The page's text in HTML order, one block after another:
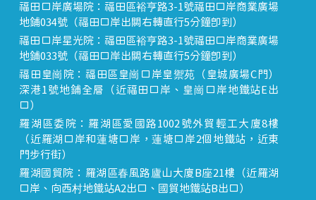
福田口岸廣場院：福田區裕亨路3-1號福田口岸商業廣場
地鋪034號（福田口岸出關右轉直行5分鐘即到）
福田口岸星光院：福田區裕亨路3-1號福田口岸商業廣場
地鋪033號（福田口岸出關右轉直行5分鐘即到）
福田皇崗院：福田區皇崗口岸皇禦苑（皇城廣場C門）
深港1號地鋪全層（近福田口岸、皇崗口岸地鐵站E出
口）
羅湖區委院：羅湖區愛國路1002號外貿輕工大廈8樓
（近羅湖口岸和蓮塘口岸，蓮塘口岸2個地鐵站，近東
門步行街）
羅湖國貿院：羅湖區春風路廬山大廈B座21樓（近羅湖
口岸、向西村地鐵站A2出口、國貿地鐵站B出口）